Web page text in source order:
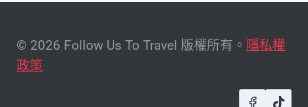
© 2026 Follow Us To Travel 版權所有。 隱私權
政策